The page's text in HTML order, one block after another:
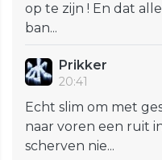
op te zijn ! En dat
ban...
Prikker
20:41
Echt slim om met
naar voren een ruit
scherven nie...